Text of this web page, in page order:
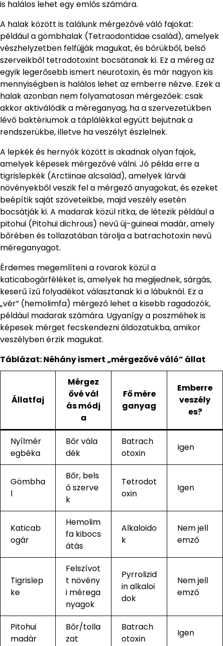
is halálos lehet egy emlős számára.
A halak között is találunk mérgezővé váló fajokat:
például a gömbhalak (Tetraodontidae család), amelyek
vészhelyzetben felfújják magukat, és bőrükből, belső
szerveikből tetrodotoxint bocsátanak ki. Ez a méreg az
egyik legerősebb ismert neurotoxin, és már nagyon kis
mennyiségben is halálos lehet az emberre nézve. Ezek a
halak azonban nem folyamatosan mérgezőek: csak
akkor aktiválódik a méreganyag, ha a szervezetükben
lévő baktériumok a táplálékkal együtt bejutnak a
rendszerükbe, illetve ha veszélyt észlelnek.
A lepkék és hernyók között is akadnak olyan fajok,
amelyek képesek mérgezővé válni. Jó példa erre a
tigrislepkék (Arctiinae alcsalád), amelyek lárvái
növényekből veszik fel a mérgező anyagokat, és ezeket
beépítik saját szöveteikbe, majd veszély esetén
bocsátják ki. A madarak közül ritka, de létezik például a
pitohui (Pitohui dichrous) nevű új-guineai madár, amely
bőrében és tollazatában tárolja a batrachotoxin nevű
méreganyagot.
Érdemes megemlíteni a rovarok közül a
katicabogárféléket is, amelyek ha megijednek, sárgás,
keserű ízű folyadékot választanak ki a lábuknál. Ez a
„vér” (hemolimfa) mérgező lehet a kisebb ragadozók,
például madarak számára. Ugyanígy a poszméhek is
képesek mérget fecskendezni áldozatukba, amikor
veszélyben érzik magukat.
Táblázat: Néhány ismert „mérgezővé váló” állat
Állatfaj
Mérgez
ővé vál
ás módj
a
Fő mére
ganyag
Emberre
veszély
es?
Nyílmér
egbéka
Bőr vála
dék
Batrach
otoxin
Igen
Gömbha
l
Bőr, bels
ő szerve
k
Tetrodot
oxin
Igen
Katicab
ogár
Hemolim
fa kibocs
átás
Alkaloido
k
Nem jell
emző
Tigrislep
ke
Felszívot
t növény
i mérega
nyagok
Pyrrolizid
in alkaloi
dok
Nem jell
emző
Pitohui
madár
Bőr/tolla
zat
Batrach
otoxin
Igen